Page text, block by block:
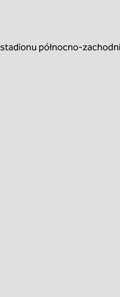
północno-